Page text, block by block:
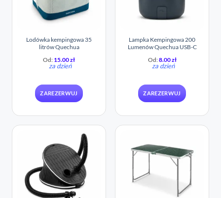
Lodówka kempingowa 35
litrów Quechua
Od: 15.00zł
za dzień
ZAREZERWUJ
Lampka Kempingowa 200
Lumenów Quechua USB-C
Od:8.00zł
za dzień
ZAREZERWUJ